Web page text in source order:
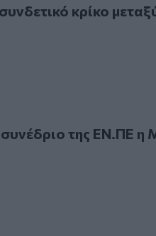
κρίκο
της ΕΝ.ΠΕ η Μαρία
της ΕΝ.ΠΕ η